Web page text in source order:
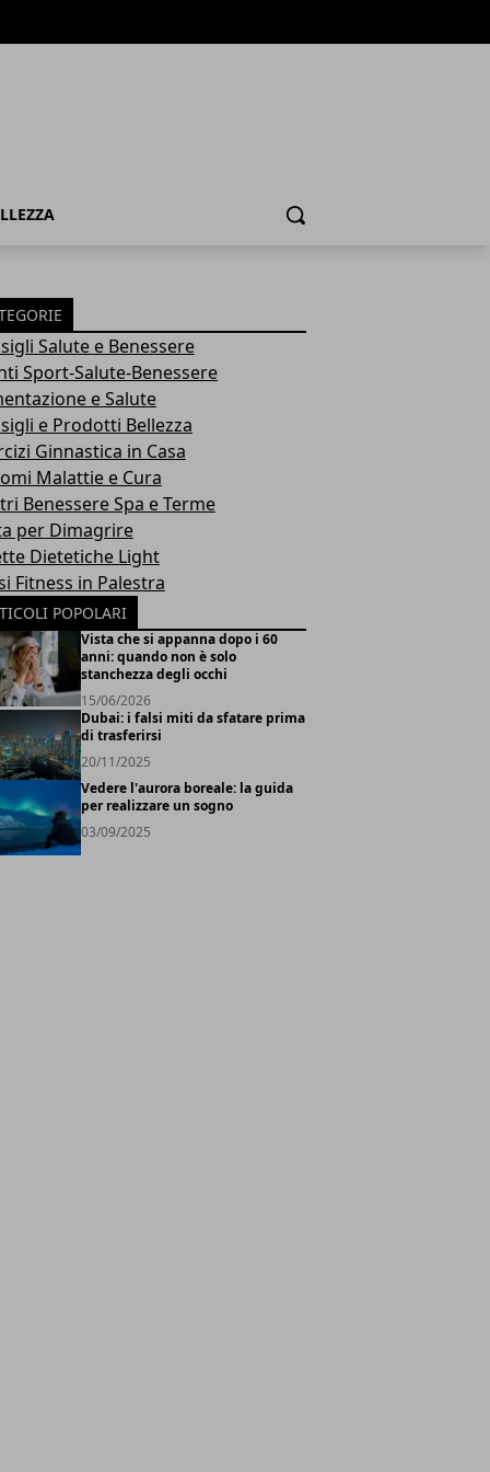
Cerca
Salute e Benessere
Sport-Salute-Benessere
e Salute
e Prodotti Bellezza
Ginnastica in Casa
Malattie e Cura
Benessere Spa e Terme
per Dimagrire
Dietetiche Light
Fitness in Palestra
POPOLARI
Vista che si appanna dopo i 60
anni: quando non è solo
stanchezza degli occhi
15/06/2026
Dubai: i falsi miti da sfatare prima
di trasferirsi
20/11/2025
Vedere l'aurora boreale: la guida
per realizzare un sogno
03/09/2025